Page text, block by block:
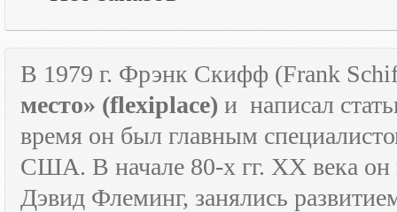
В 1979 г. Фрэнк Скифф (Frank
место» (flexiplace) и написал
время он был главным
США. В начале 80-х гг. XX века
Дэвид Флеминг, занялись